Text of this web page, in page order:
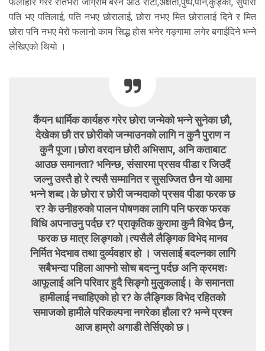
पति भए पतिलाई, पति नभए छोरालाई, छोरा नभए मित छोरालाई दिने र मित
छोरा पनि नभए मेरो फलानो काम सिद्ध होस भनेर गङ्गामा लगेर बगाईदिने भन्ने
लेखिएको थियो ।
कैंयन धार्मिक कार्यहरु गरेर छोरा जन्मेको भन्ने सुनेका छौ,
देखेका छौ तर छोरीको जन्माउनको लागि न कुनै पुराण न
कुनै पूजा।छोरा वरदान छोरी अभिसाप, अनि कताबाट
आउछ समानता? भनिन्छ, संसारमा प्रसव पीडा र जिउदैं
जल्नु उस्तै हो रे त्यसै सम्मानित र सुसज्जित छैन यो आमा
भन्ने शब्द।के छोरा र छोरी जन्मदाको प्रसव पीडा फरक छ
र? के उनीहरुको पालन पोषणका लागि पनि फरक फरक
विधि अपनाउनु पर्दछ र? प्राकृतिक कुरामा कुनै विभेद छैन,
फरक छ मात्र लिङ्गको।त्यसैलै लैङ्गिक विभेद मानव
निर्मित भेदभाव तथा दुर्व्यवहार हो । जसलाई बदल्नका लागि
सबैभन्दा पहिला आफ्नो सोच बदन्नु पर्दछ अनि क्रमशः
आफूलाई अनि परिवार हुदै सिङ्गो मुलुकलाई। के समानता
हामीलाई नचाहिएको हो र? के लैङ्गिक विभेद रहितको
समाजको हामीले परिकल्पना नगरेका हौला र? भन्ने प्रश्न
आज हाम्रो अगाडी तेर्सिएको छ।